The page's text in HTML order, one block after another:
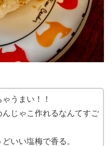
うまい！！
んじゃこ作れるなんてすご
いい塩梅で香る。